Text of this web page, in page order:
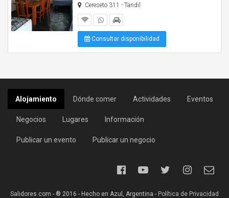
Cereseto 311 - Tandil
Consultar disponibilidad
Alojamiento Dónde comer Actividades Eventos
Negocios Lugares Información
Publicar un evento Publicar un negocio
Salidores.com - ® 2016 - Hecho en Azul, Argentina - Política de Privacidad